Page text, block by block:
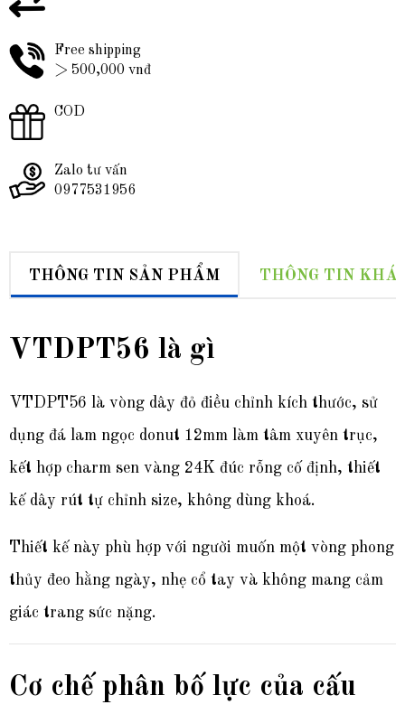
Free shipping
> 500,000 vnđ
COD
Zalo tư vấn
0977531956
THÔNG TIN SẢN PHẨM THÔNG TIN
VTDPT56 là gì
VTDPT56 là vòng dây đỏ điều chỉnh kích thước, sử
dụng đá lam ngọc donut 12mm làm tâm xuyên trục,
kết hợp charm sen vàng 24K đúc rỗng cố định, thiết
kế dây rút tự chỉnh size, không dùng khoá.
Thiết kế này phù hợp với người muốn một vòng phong
thủy đeo hằng ngày, nhẹ cổ tay và không mang cảm
giác trang sức nặng.
Cơ chế phân bố lực của cấu